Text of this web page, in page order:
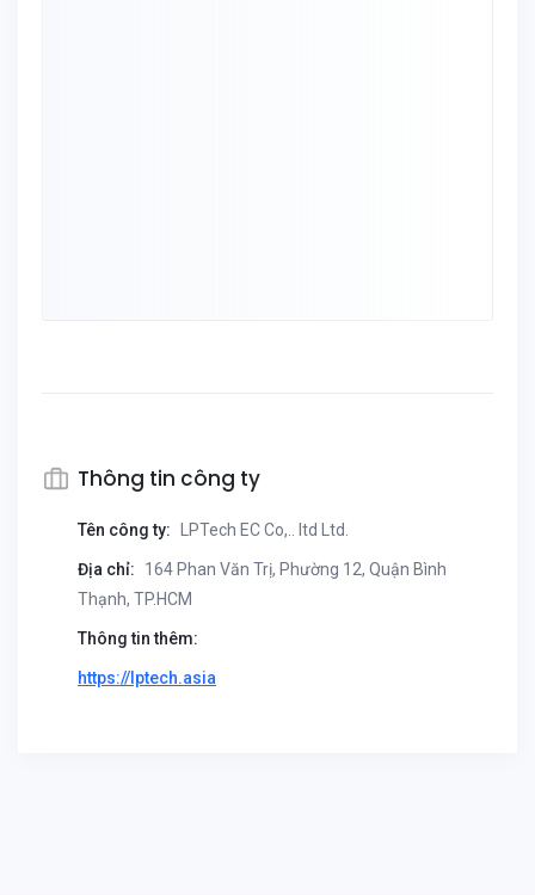
Thông tin công ty
Tên công ty: LPTech EC Co,.. ltd Ltd.
Địa chỉ:
164 Phan Văn Trị, Phường 12, Quận Bình
Thạnh, TP.HCM
Thông tin thêm:
https://lptech.asia